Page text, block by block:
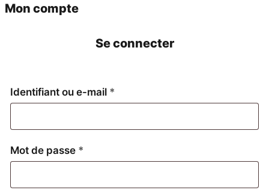
Mon compte
Se connecter
Identifiant ou e-mail *
Mot de passe *